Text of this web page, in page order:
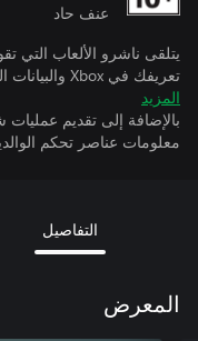
عنف حاد
يتلقى ناشرو الألعاب التي
تعريفك في Xbox والبيانات المقترنة بينما تمارس الألعاب.
المزيد
بالإضافة إلى تقديم
معلومات عناصر تحكم
التفاصيل
المعرض